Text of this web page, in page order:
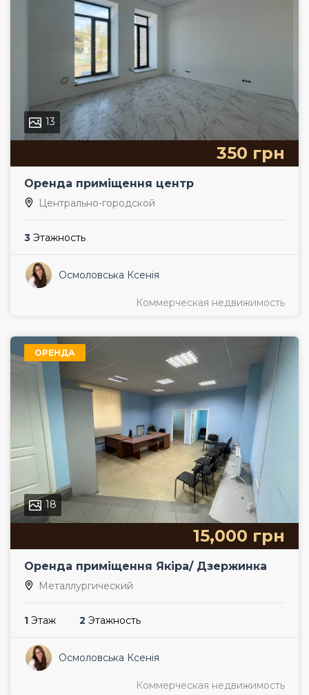
13
350 грн
Оренда приміщення центр
Центрально-городской
3 Этажность
Осмоловська Ксенія
Коммерческая недвижимость
ОРЕНДА
18
15,000 грн
Оренда приміщення Якіра/ Дзержинка
Металлургический
1 Этаж 2 Этажность
Осмоловська Ксенія
Коммерческая недвижимость